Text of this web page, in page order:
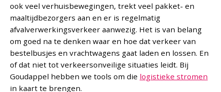
ook veel verhuisbewegingen, trekt veel pakket- en
maaltijdbezorgers aan en er is regelmatig
afvalverwerkingsverkeer aanwezig. Het is van belang
om goed na te denken waar en hoe dat verkeer van
bestelbusjes en vrachtwagens gaat laden en lossen. En
of dat niet tot verkeersonveilige situaties leidt. Bij
Goudappel hebben we tools om die logistieke stromen
in kaart te brengen.